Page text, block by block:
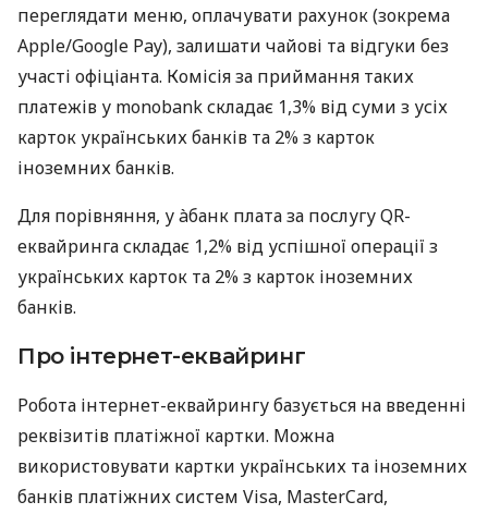
переглядати меню, оплачувати рахунок (зокрема
Apple/Google Pay), залишати чайові та відгуки без
участі офіціанта. Комісія за приймання таких
платежів у monobank складає 1,3% від суми з усіх
карток українських банків та 2% з карток
іноземних банків.
Для порівняння, у àбанк плата за послугу QR-
еквайринга складає 1,2% від успішної операції з
українських карток та 2% з карток іноземних
банків.
Про інтернет-еквайринг
Робота інтернет-еквайрингу базується на введенні
реквізитів платіжної картки. Можна
використовувати картки українських та іноземних
банків платіжних систем Visa, MasterCard,